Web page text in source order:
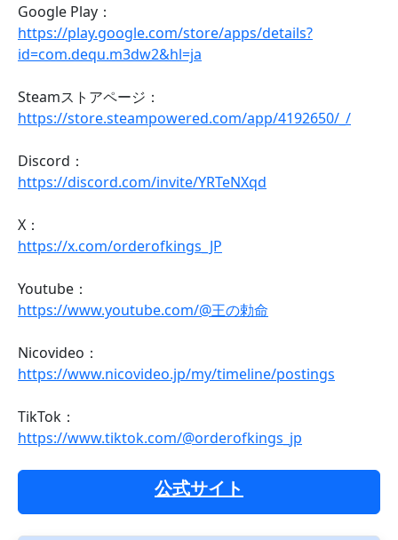
Google Play：
https://play.google.com/store/apps/details?
id=com.dequ.m3dw2&hl=ja
Steamストアページ：
https://store.steampowered.com/app/4192650/_/
Discord：
https://discord.com/invite/YRTeNXqd
X：
https://x.com/orderofkings_JP
Youtube：
https://www.youtube.com/@王の勅命
Nicovideo：
https://www.nicovideo.jp/my/timeline/postings
TikTok：
https://www.tiktok.com/@orderofkings_jp
公式サイト